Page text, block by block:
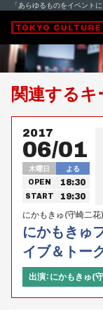
「あらゆるものをイベント
関連するキ
2017
06/01
木曜日 よる
OPEN 18:30
START 19:30
にかもきゅ(守崎二
ント緊急決定！
にかもきゅ
イブ＆トー
出演：にかもきゅ(